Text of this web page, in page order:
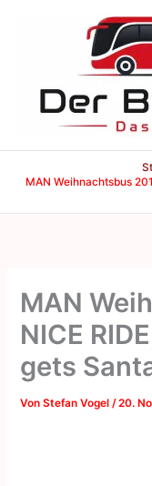
MAN Weihnachtsbus
MAN
NICE
gets
VonStefan Vogel/20.